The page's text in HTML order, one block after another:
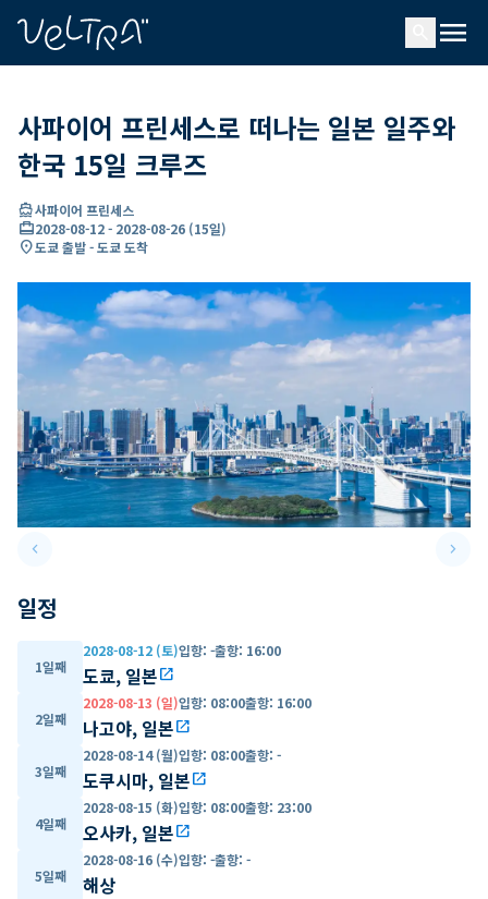
menu
사파이어 프린세스로 떠나는 일본 일주와
한국 15일 크루즈
directions_boat사파이어 프린세스
card_travel2028-08-12- 2028-08-26 (15일)
location_on도쿄 출발 - 도쿄 도착
keyboard_arrow_leftPrevious slide keyboard_arrow_right
일정
1일째
2028-08-12 (토)입항: -출항: 16:00
도쿄, 일본open_in_new
2일째
2028-08-13 (일)입항: 08:00출항: 16:00
나고야, 일본open_in_new
3일째
2028-08-14 (월)입항: 08:00출항: -
도쿠시마, 일본open_in_new
4일째
2028-08-15 (화)입항: 08:00출항: 23:00
오사카, 일본open_in_new
5일째
2028-08-16 (수)입항: -출항: -
해상